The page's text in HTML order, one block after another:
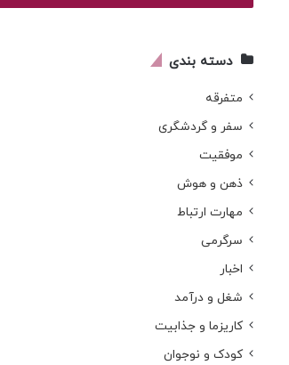
وارد
دسته بندی
متفرقه
سفر و گردشگری
موفقیت
ذهن و هوش
مهارت ارتباط
سرگرمی
اخبار
شغل و درآمد
کاریزما و جذابیت
کودک و نوجوان